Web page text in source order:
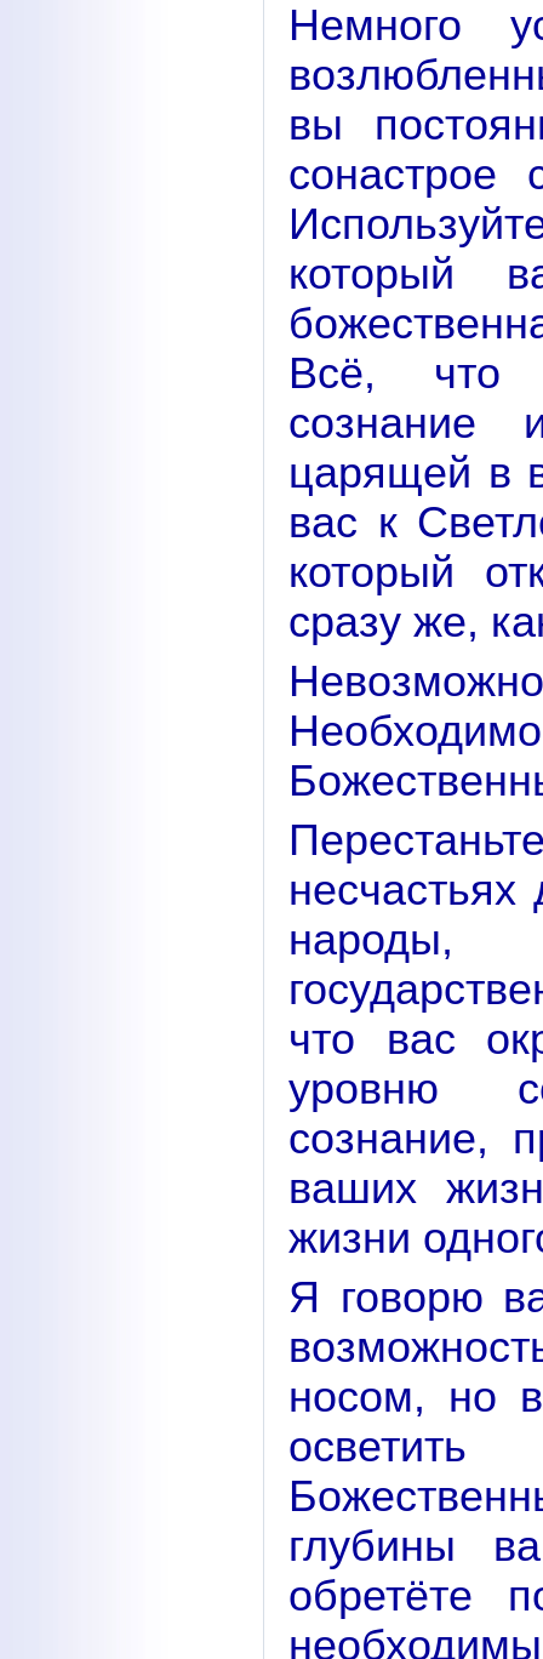
Немного
вы
сонастрое
который
Всё, что
сознание
царящей в
вас к
который
сразу же,
народы,
что вас
уровню
сознание,
ваших
жизни
Я говорю
носом, но
осветить
глубины
обретёте